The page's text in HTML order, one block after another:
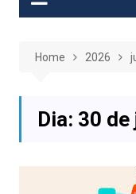
Home 2026
Dia: 30 de